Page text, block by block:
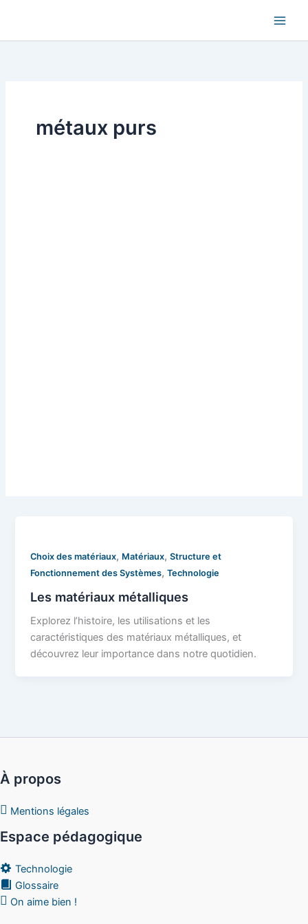
contenu
métaux purs
Choix des matériaux, Matériaux,Structure et
Fonctionnement des Systèmes,Technologie
Les matériaux métalliques
Explorez l’histoire, les utilisations et les
caractéristiques des matériaux métalliques, et
découvrez leur importance dans notre quotidien.
À propos
Mentions légales
Espace pédagogique
Technologie
Glossaire
On aime bien !